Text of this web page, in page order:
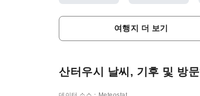
여행지 더 보기
산터우시 날씨, 기후 및 방